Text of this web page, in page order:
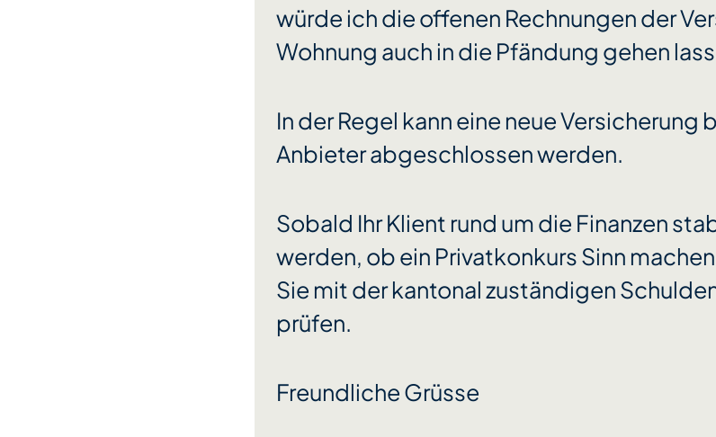
würde ich die offenen Rechnungen der
Wohnung auch in die Pfändung gehen
In der Regel kann eine neue Versicherung
Anbieter abgeschlossen werden.
Sobald Ihr Klient rund um die Finanzen
werden, ob ein Privatkonkurs Sinn
Sie mit der kantonal zuständigen
prüfen.
Freundliche Grüsse